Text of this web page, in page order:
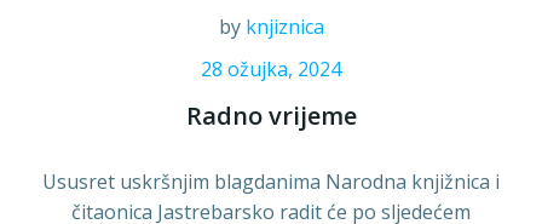
by knjiznica
28 ožujka, 2024
Radno vrijeme
Ususret uskršnjim blagdanima Narodna knjižnica i
čitaonica Jastrebarsko radit će po sljedećem